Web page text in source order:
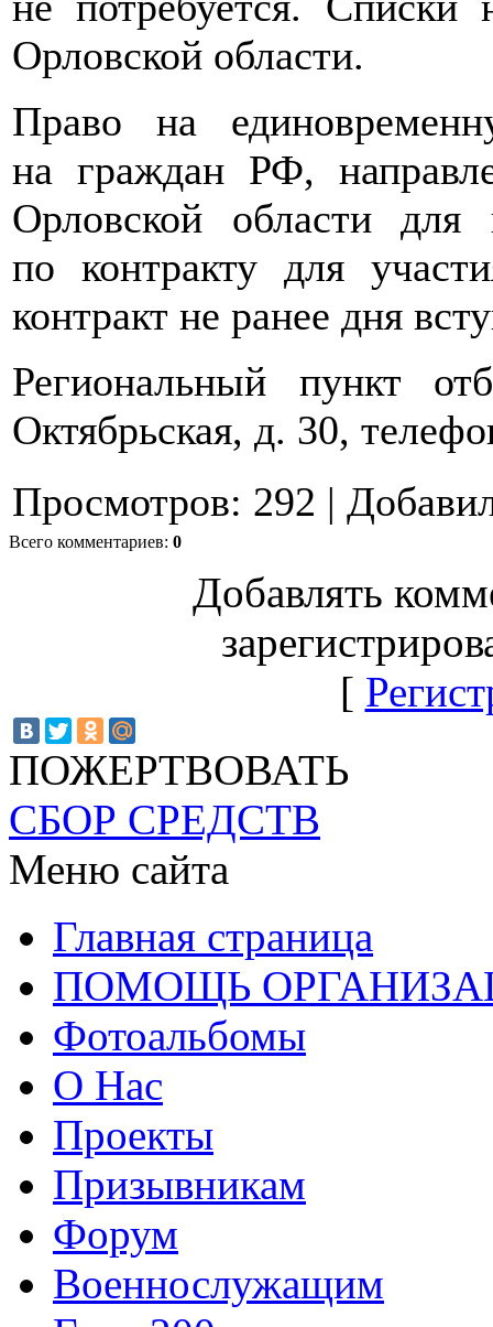
Орловской области.
Право на
на граждан РФ,
Орловской области
по контракту для
контракт не ранее дня
Региональный пункт
Октябрьская, д. 30,
Просмотров: 292 |
Всего комментариев: 0
Добавлять
[
ПОЖЕРТВОВАТЬ
СБОР СРЕДСТВ
Меню сайта
Главная страница
ПОМОЩЬ
Фотоальбомы
О Нас
Проекты
Призывникам
Форум
Военнослужащим